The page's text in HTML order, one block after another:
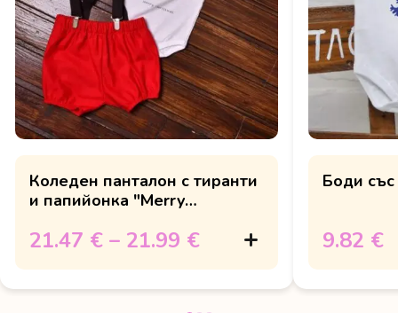
Коледен панталон с тиранти
и папийонка "Merry
21.47 € – 21.99 €
Боди
9.82 €